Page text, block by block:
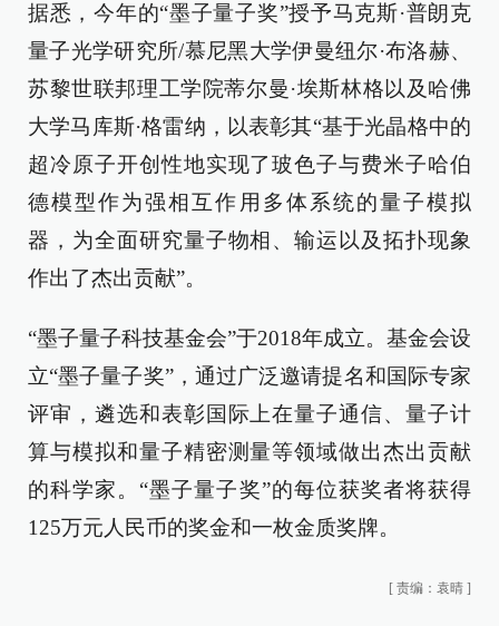
据悉，今年的“墨子量子奖”授予马克斯·普朗克
量子光学研究所/慕尼黑大学伊曼纽尔·布洛赫、
苏黎世联邦理工学院蒂尔曼·埃斯林格以及哈佛
大学马库斯·格雷纳，以表彰其“基于光晶格中的
超冷原子开创性地实现了玻色子与费米子哈伯
德模型作为强相互作用多体系统的量子模拟
器，为全面研究量子物相、输运以及拓扑现象
作出了杰出贡献”。
“墨子量子科技基金会”于2018年成立。基金会设
立“墨子量子奖”，通过广泛邀请提名和国际专家
评审，遴选和表彰国际上在量子通信、量子计
算与模拟和量子精密测量等领域做出杰出贡献
的科学家。“墨子量子奖”的每位获奖者将获得
125万元人民币的奖金和一枚金质奖牌。
[ 责编：袁晴 ]